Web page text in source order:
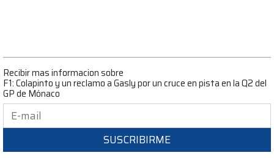
Recibir mas informacion sobre
F1: Colapinto y un reclamo a Gasly por un cruce en pista en la Q2 del
GP de Mónaco
SUSCRIBIRME